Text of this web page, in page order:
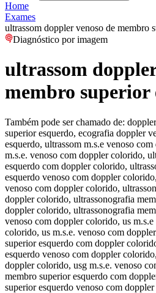
Home
Exames
ultrassom doppler venoso de membro
Diagnóstico por imagem
ultrassom
membro superior
Também pode ser chamado de:
superior esquerdo, ecografia doppler
esquerdo, ultrassom m.s.e venoso
m.s.e. venoso com doppler colorido,
esquerdo com doppler colorido,
esquerdo venoso com doppler
venoso com doppler colorido,
doppler colorido, ultrassonografia
doppler colorido, ultrassonografia
venoso com doppler colorido, us
colorido, us m.s.e. venoso com
superior esquerdo com doppler
esquerdo venoso com doppler
doppler colorido, usg m.s.e. venoso
membro superior esquerdo com
superior esquerdo venoso com